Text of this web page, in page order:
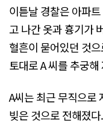
이튿날 경찰은 아파
고 나간 옷과 흉기가
혈흔이 묻어있던 것
토대로 A 씨를 추궁
A씨는 최근 무직으로
빚은 것으로 전해졌